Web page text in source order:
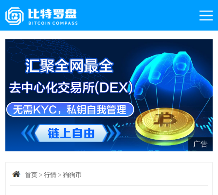
广告
首页> 行情> 狗狗币